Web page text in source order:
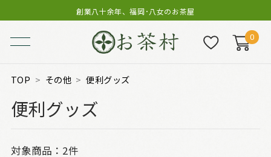
創業八十余年、福岡･八女のお茶屋
0
TOP その他 便利グッズ
便利グッズ
対象商品： 2件